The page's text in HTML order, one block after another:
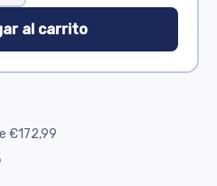
al carrito
€172,99